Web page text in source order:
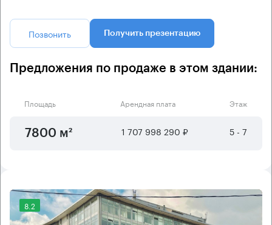
Позвонить Получить презентацию
Предложения по продаже в этом здании:
Площадь Арендная плата Этаж
7800 м² 1 707 998 290 ₽ 5 - 7
8.2